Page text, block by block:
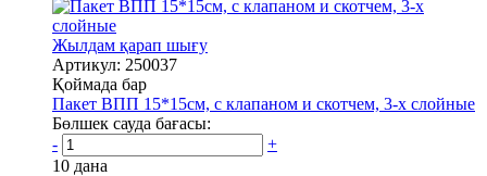
Жылдам қарап шығу
Артикул: 250037
Қоймада бар
Пакет ВПП 15*15см, с клапаном и скотчем, 3-х слойные
Бөлшек сауда бағасы:
-
+
10 дана